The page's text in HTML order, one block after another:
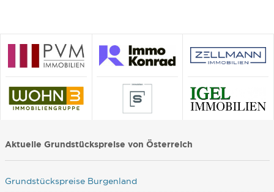
Aktuelle Grundstückspreise von Österreich
Grundstückspreise Burgenland